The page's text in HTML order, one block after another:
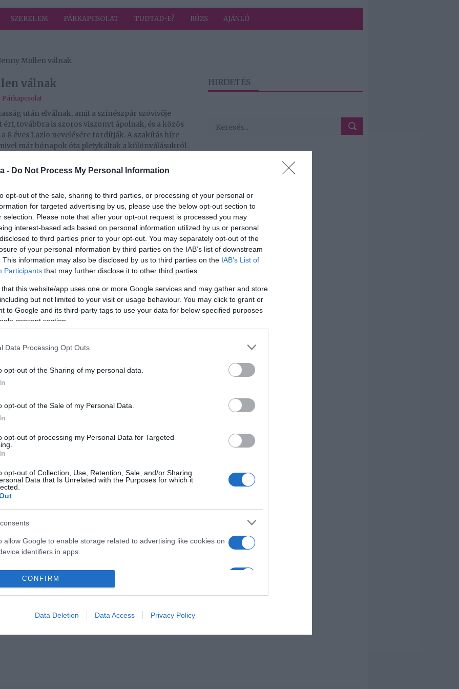
- Do Not Process My Personal Information
opt-out of the sale, sharing to third parties, or processing of your personal or
for targeted advertising by us, please use the below opt-out section to
selection. Please note that after your opt-out request is processed you may
interest-based ads based on personal information utilized by us or personal
to third parties prior to your opt-out. You may separately opt-out of the
of your personal information by third parties on the IAB’s list of downstream
This information may also be disclosed by us to third parties on the IAB’s List of
Participants that may further disclose it to other third parties.
that this website/app uses one or more Google services and may gather and store
but not limited to your visit or usage behaviour. You may click to grant or
to Google and its third-party tags to use your data for below specified purposes
consent section.
Data Processing Opt Outs
opt-out of the Sharing of my personal data.
opt-out of the Sale of my Personal Data.
opt-out of processing my Personal Data for Targeted
opt-out of Collection, Use, Retention, Sale, and/or Sharing
Data that Is Unrelated with the Purposes for which it
allow Google to enable storage related to advertising like cookies on
identifiers in apps.
allow my user data to be sent to Google for online advertising
CONFIRM
Data Deletion Data Access Privacy Policy
SZERELEM PÁRKAPCSOLAT TUDTAD-E? RÚZS AJÁNLÓ
Mollen válnak
válnak
Párkapcsolat
után elválnak, amit a színészpár szóvivője
továbbra is szoros viszonyt ápolnak, és a közös
8 éves Lazlo nevelésére fordítják. A szakítás híre
már hónapok óta pletykáltak a különválásukról.
spanom csaja című film forgatásán, és gyorsan
eljegyezték egymást, majd áprilisban titokban
az évben, a kaliforniai Napa városában a családjuk
fogadalmaikat. A pár első gyermeke, Sid, 2014-
megérkezett Lazlo is. Bár a házasságuk során nem
a nyilvánossággal, kapcsolatukról időnként
fotókkal és nyilvános üzenetekkel.
viszonyban van, amit az is bizonyít, hogy
Egy bennfentes szerint nagyon szoros
ez a jövőben is így marad. Mollen korábban egy
vissza arra, hogy mennyire keveset tudott
megjegyezte, hogy még azt sem tudta, Biggs
felmerült problémákról, különösen az
titkolt felesége elől. Egy 2024-es podcastban
jelentett az érzelmi kötődések elől, és részletesen
látszatot, miközben szenvedett a függőségtől.
kivonjam magam az élet egyenletéből” –
pótolja az italokat a bárban, nehogy a felesége
Pinterest
Jenny Mollen
2026-08-07.
Nóra fia
2026-08-07.
Krausz Gábor
kitálaltak a
HIRDETÉS